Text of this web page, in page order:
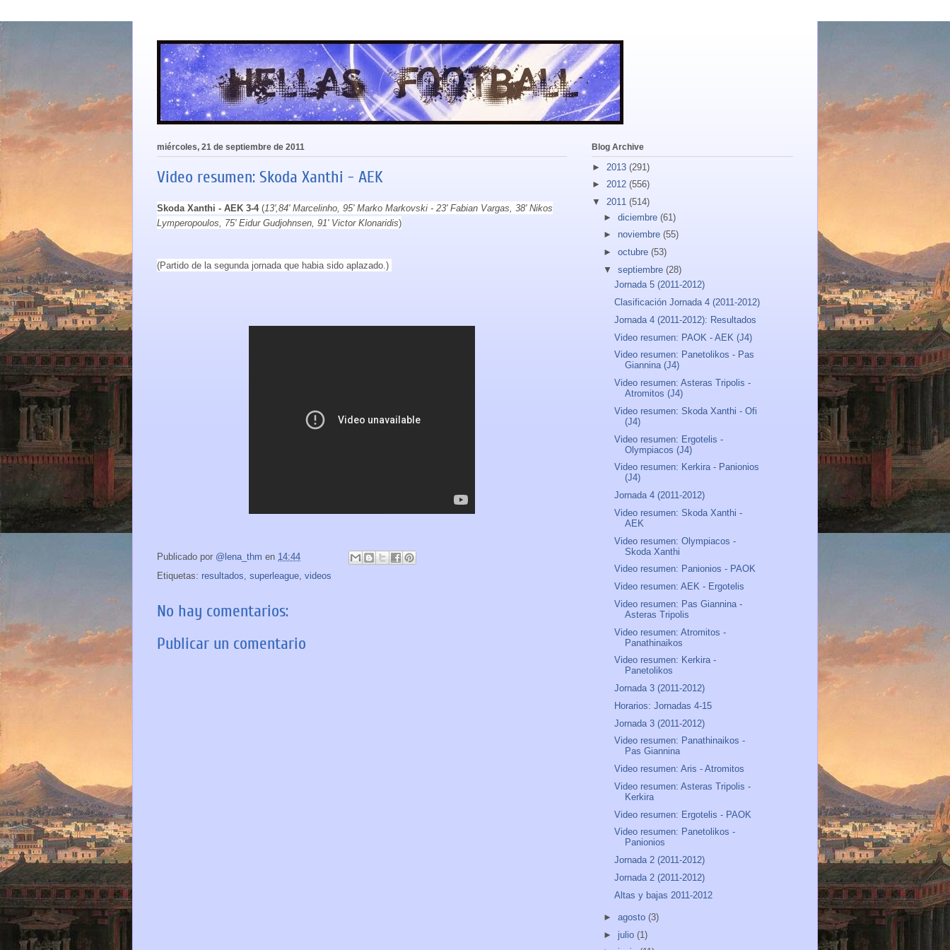
miércoles, 21 de septiembre de 2011
Video resumen: Skoda Xanthi - AEK
Skoda Xanthi - AEK 3-4(13',84' Marcelinho, 95' Marko Markovski - 23' Fabian Vargas, 38' Nikos
Lymperopoulos, 75' Eidur Gudjohnsen, 91' Victor Klonaridis)
(Partido de la segunda jornada que habia sido aplazado.)
Publicado por @lena_thm en 14:44
Etiquetas: resultados superleague videos
No hay comentarios:
Publicar un comentario
Blog Archive
► 2013 (291)
► 2012 (556)
▼ 2011 (514)
► diciembre (61)
► noviembre (55)
► octubre (53)
▼ septiembre (28)
Jornada 5 (2011-2012)
Clasificación Jornada 4 (2011-2012)
Jornada 4 (2011-2012): Resultados
Video resumen: PAOK - AEK (J4)
Video resumen: Panetolikos - Pas
Giannina (J4)
Video resumen: Asteras Tripolis -
Atromitos (J4)
Video resumen: Skoda Xanthi - Ofi
(J4)
Video resumen: Ergotelis -
Olympiacos (J4)
Video resumen: Kerkira - Panionios
(J4)
Jornada 4 (2011-2012)
Video resumen: Skoda Xanthi -
AEK
Video resumen: Olympiacos -
Skoda Xanthi
Video resumen: Panionios - PAOK
Video resumen: AEK - Ergotelis
Video resumen: Pas Giannina -
Asteras Tripolis
Video resumen: Atromitos -
Panathinaikos
Video resumen: Kerkira -
Panetolikos
Jornada 3 (2011-2012)
Horarios: Jornadas 4-15
Jornada 3 (2011-2012)
Video resumen: Panathinaikos -
Pas Giannina
Video resumen: Aris - Atromitos
Video resumen: Asteras Tripolis -
Kerkira
Video resumen: Ergotelis - PAOK
Video resumen: Panetolikos -
Panionios
Jornada 2 (2011-2012)
Jornada 2 (2011-2012)
Altas y bajas 2011-2012
► agosto (3)
► julio (1)